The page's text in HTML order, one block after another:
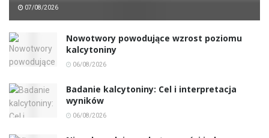
07/08/2026
Nowotwory powodujące wzrost poziomu
kalcytoniny
06/08/2026
Badanie kalcytoniny: Cel i interpretacja
wyników
06/08/2026